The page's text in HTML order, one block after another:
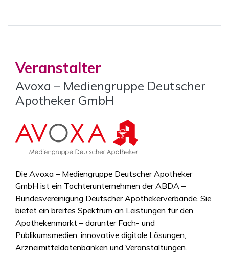
Veranstalter
Avoxa – Mediengruppe Deutscher
Apotheker GmbH
Die Avoxa – Mediengruppe Deutscher Apotheker
GmbH ist ein Tochterunternehmen der ABDA –
Bundesvereinigung Deutscher Apothekerverbände. Sie
bietet ein breites Spektrum an Leistungen für den
Apothekenmarkt – darunter Fach- und
Publikumsmedien, innovative digitale Lösungen,
Arzneimitteldatenbanken und Veranstaltungen.